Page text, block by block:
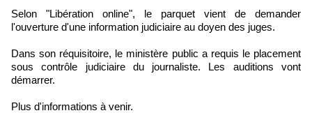
Selon "Libération online", le parquet vient de demander
l'ouverture d'une information judiciaire au doyen des juges.
Dans son réquisitoire, le ministère public a requis le placement
sous contrôle judiciaire du journaliste. Les auditions vont
démarrer.
Plus d'informations à venir.